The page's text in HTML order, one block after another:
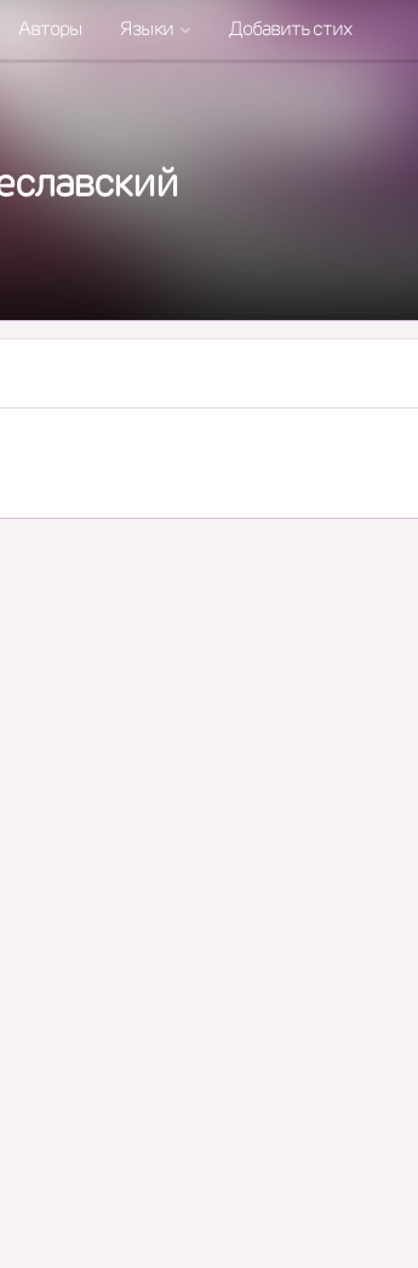
Авторы Языки Добавить стих